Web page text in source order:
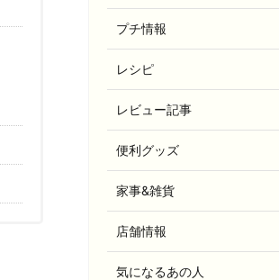
プチ情報
レシピ
レビュー記事
便利グッズ
家事&雑貨
店舗情報
気になるあの人